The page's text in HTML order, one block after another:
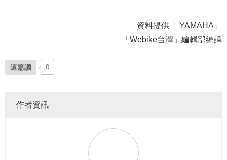
資料提供「 YAMAHA」
「Webike台灣」編輯部編譯
這篇讚 0
作者資訊